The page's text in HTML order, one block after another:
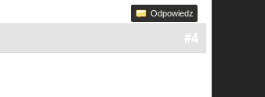
Odpowiedz
#4